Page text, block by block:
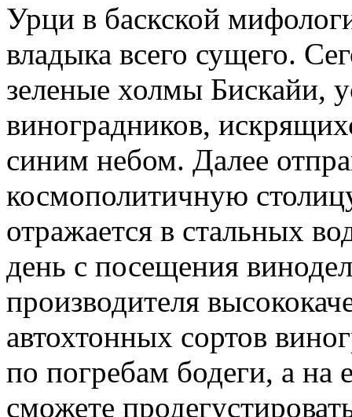
Урци в баскской
владыка всего сущего.
зеленые холмы Бискайи,
виноградников,
синим небом. Далее
космополитичную
отражается в стальных
день с посещения
производителя
автохтонных сортов
по погребам бодеги, а на
сможете